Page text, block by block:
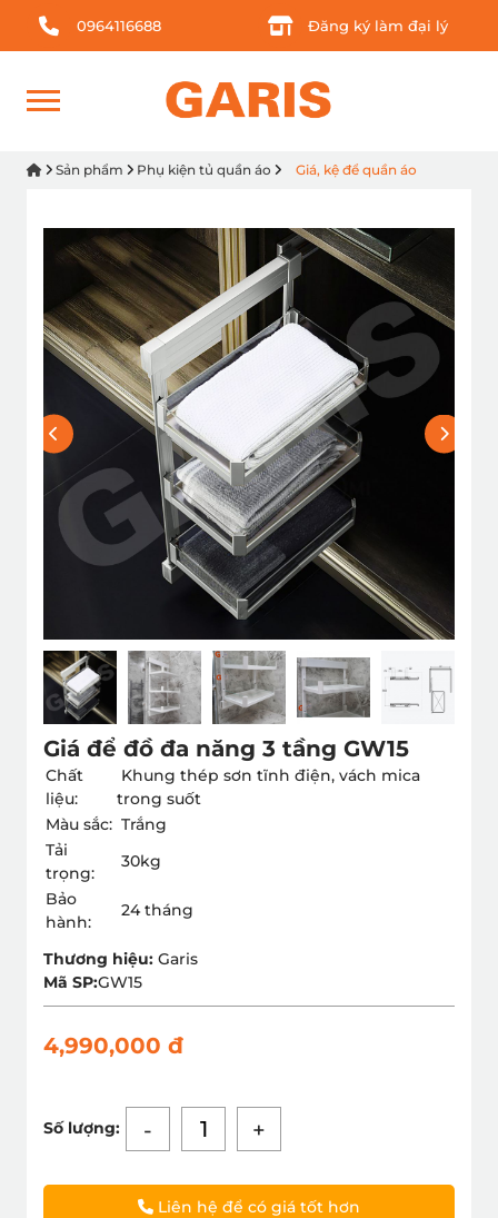
0964116688 Đăng ký làm đại lý
Sản phẩm Phụ kiện tủ quần áo Giá, kệ để quần áo
Giá để đồ đa năng 3 tầng GW15
Chất
liệu:
Khung thép sơn tĩnh điện, vách mica
trong suốt
Màu sắc: Trắng
Tải
trọng:
30kg
Bảo
hành:
24 tháng
Thương hiệu: Garis
Mã SP:GW15
4,990,000 đ
Số lượng: - +
Liên hệ để có giá tốt hơn